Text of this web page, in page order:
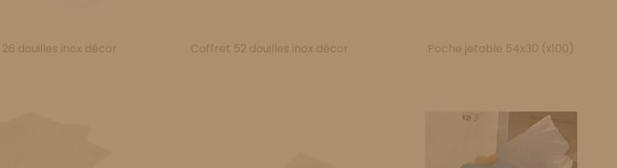
douilles inox décor Coffret 52 douilles inox décor Poche jetable 54x30 (x100)